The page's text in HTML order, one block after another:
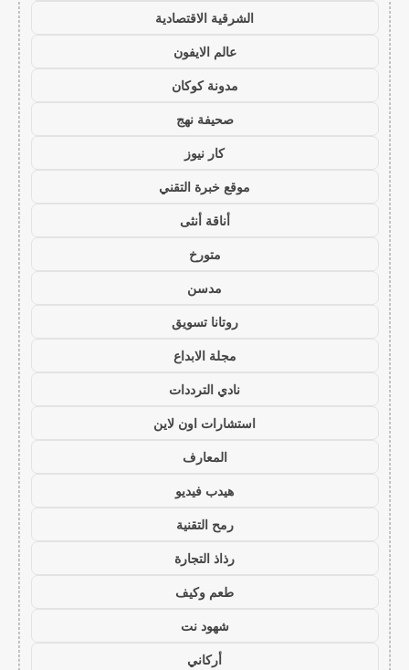
الشرقية الاقتصادية
عالم الايفون
مدونة كوكان
صحيفة نهج
كار نيوز
موقع خبرة التقني
أناقة أنثى
متورخ
مدسن
روتانا تسويق
مجلة الابداع
نادي الترددات
استشارات اون لاين
المعارف
هيدب فيديو
رمح التقنية
رذاذ التجارة
طعم وكيف
شهود نت
أركاني